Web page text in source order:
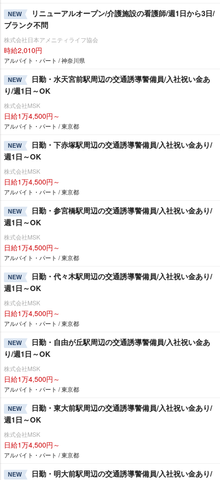
NEW
リニューアルオープン/介護施設の看護師/週1日から3日/
ブランク不問
株式会社日本アメニティライフ協会
時給2,010円
アルバイト・パート / 神奈川県
NEW
日勤・水天宮前駅周辺の交通誘導警備員/入社祝い金あ
り/週1日～OK
株式会社MSK
日給1万4,500円～
アルバイト・パート / 東京都
NEW
日勤・下赤塚駅周辺の交通誘導警備員/入社祝い金あり/
週1日～OK
株式会社MSK
日給1万4,500円～
アルバイト・パート / 東京都
NEW
日勤・参宮橋駅周辺の交通誘導警備員/入社祝い金あり/
週1日～OK
株式会社MSK
日給1万4,500円～
アルバイト・パート / 東京都
NEW
日勤・代々木駅周辺の交通誘導警備員/入社祝い金あり/
週1日～OK
株式会社MSK
日給1万4,500円～
アルバイト・パート / 東京都
NEW
日勤・自由が丘駅周辺の交通誘導警備員/入社祝い金あ
り/週1日～OK
株式会社MSK
日給1万4,500円～
アルバイト・パート / 東京都
NEW
日勤・東大前駅周辺の交通誘導警備員/入社祝い金あり/
週1日～OK
株式会社MSK
日給1万4,500円～
アルバイト・パート / 東京都
NEW 日勤・明大前駅周辺の交通誘導警備員/入社祝い金あり/